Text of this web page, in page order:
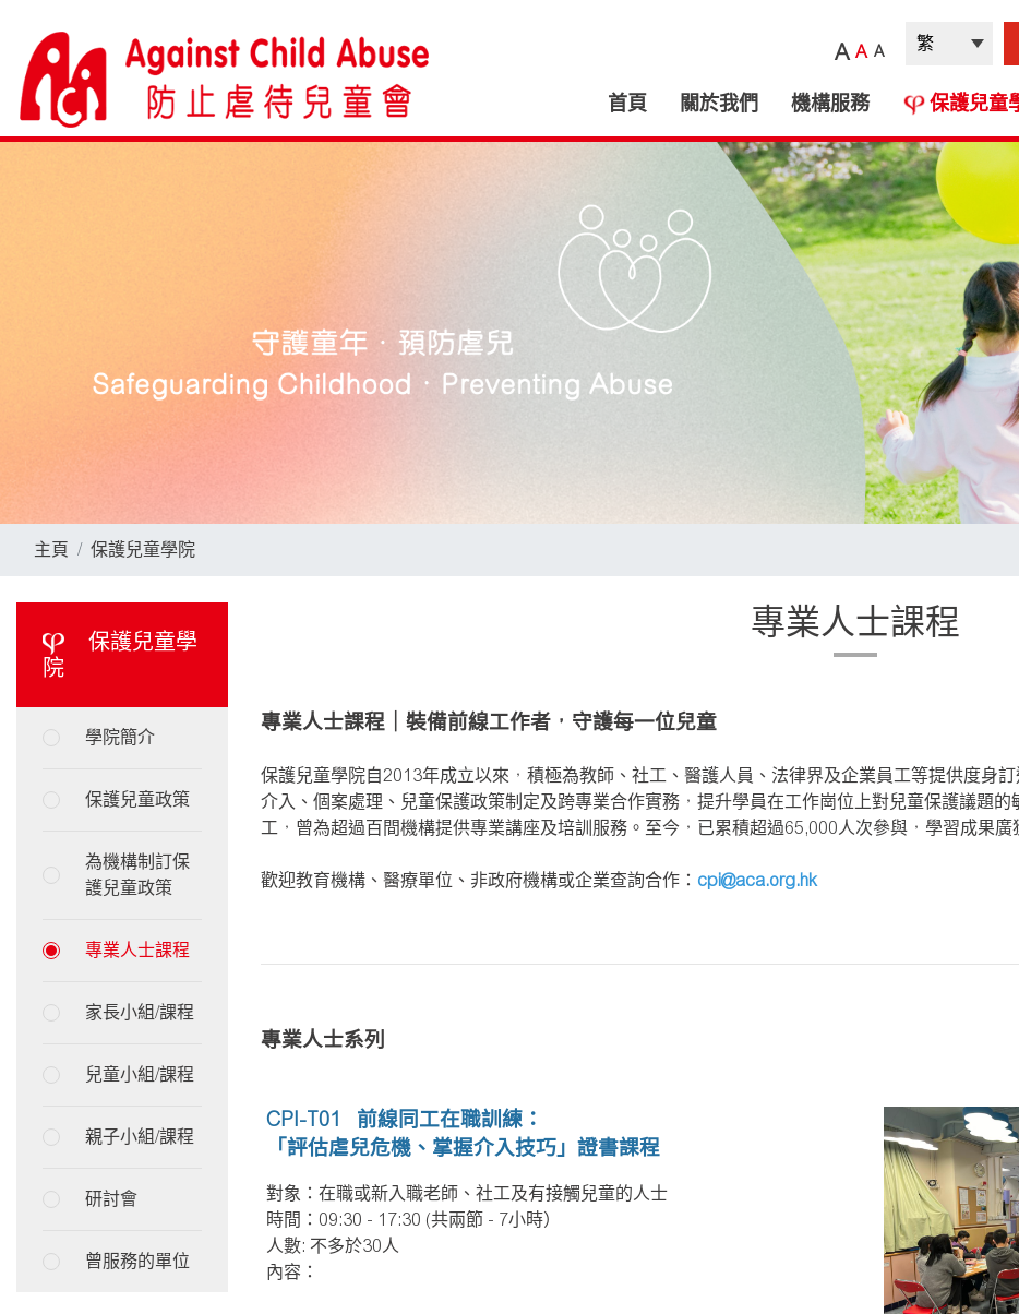
A A A
首頁 關於我們 機構服務 保護兒童
主頁 保護兒童學院
保護兒童學
院
學院簡介
保護兒童政策
為機構制訂保
護兒童政策
專業人士課程
家長小組/課程
兒童小組/課程
親子小組/課程
研討會
曾服務的單位
專業人士課程
專業人士課程｜裝備前線工作者，守護每一位兒童
保護兒童學院自2013年成立以來，積極為教師、社工、醫護人員、法律界及企業員工等提供度身
介入、個案處理、兒童保護政策制定及跨專業合作實務，提升學員在工作崗位上對兒童保護議題
工，曾為超過百間機構提供專業講座及培訓服務。至今，已累積超過65,000人次參與，學習成果廣
歡迎教育機構、醫療單位、非政府機構或企業查詢合作： cpi@aca.org.hk
專業人士系列
CPl-T01 前線同工在職訓練：
「評估虐兒危機、掌握介入技巧」證書課程
對象：在職或新入職老師、社工及有接觸兒童的人士
時間： 09:30 - 17:30 (共兩節 - 7小時）
人數: 不多於30人
內容：